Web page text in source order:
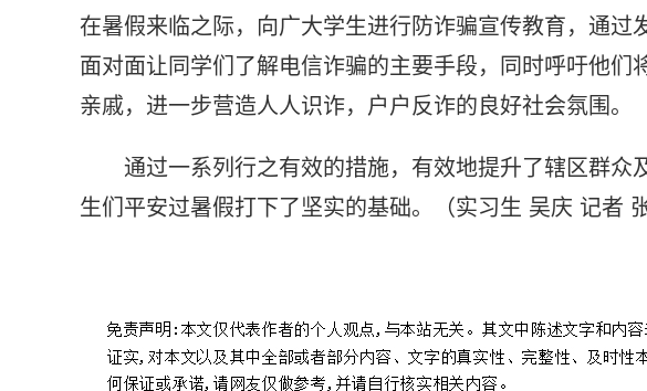
在暑假来临之际，向广大学生进行防诈骗宣传教育，通过
面对面让同学们了解电信诈骗的主要手段，同时呼吁他们
亲戚，进一步营造人人识诈，户户反诈的良好社会氛围。
通过一系列行之有效的措施，有效地提升了辖区群众
生们平安过暑假打下了坚实的基础。（实习生 吴庆 记者 张